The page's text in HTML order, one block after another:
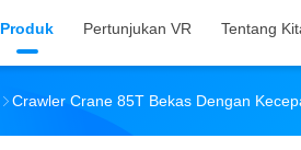
Produk Pertunjukan VR Tentang
Crawler Crane 85T Bekas Dengan